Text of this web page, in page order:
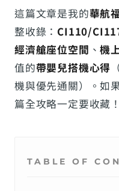
這篇文章是我的華航
整收錄： CI110/
經濟艙座位空間 、機
值的帶嬰兒搭機心得
機與優先通關）。如
篇全攻略一定要收藏！
TABLE OF